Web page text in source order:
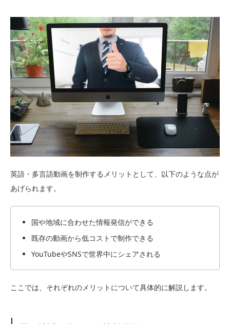
英語・多言語動画を制作するメリットとして、以下のような点が
あげられます。
国や地域に合わせた情報発信ができる
既存の動画から低コストで制作できる
YouTubeやSNSで世界中にシェアされる
ここでは、それぞれのメリットについて具体的に解説します。